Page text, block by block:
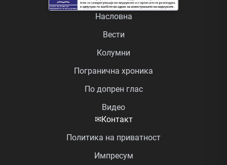
Насловна
Вести
Колумни
Погранична хроника
По допрен глас
Видео
✉Контакт
Политика на приватност
Импресум